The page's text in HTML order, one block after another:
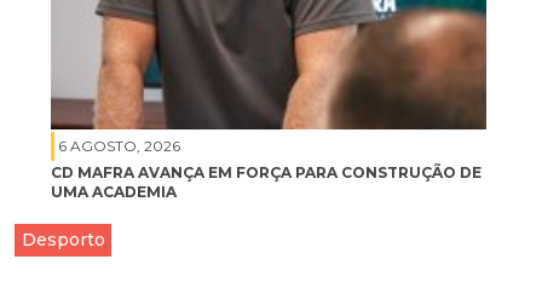
6 AGOSTO, 2026
CD MAFRA AVANÇA EM FORÇA PARA CONSTRUÇÃO DE
UMA ACADEMIA
Desporto